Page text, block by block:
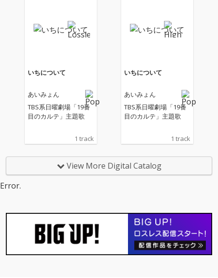
とを指している。
とを指している。
いちについて
あいみょん
TBS系日曜劇場「19番
目のカルテ」主題歌
1 track
いちについて
あいみょん
TBS系日曜劇場「19番
目のカルテ」主題歌
1 track
View More Digital Catalog
Error.